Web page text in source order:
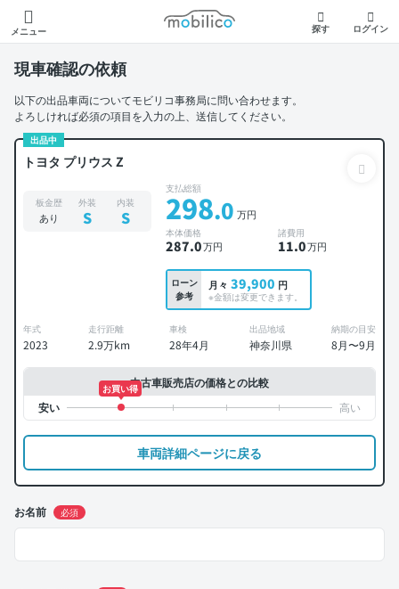
メニュー
モビリコ
探す ログイン
現車確認の依頼
以下の出品車両についてモビリコ事務局に問い合わせます。
よろしければ必須の項目を入力の上、送信してください。
出品中
トヨタ プリウス Z
板金歴
あり
外装
S
内装
S
支払総額
298.0 万円
本体価格
287.0万円
諸費用
11.0万円
ローン
参考
月々 39,900 円
※金額は変更できます。
年式
2023
走行距離
2.9万km
車検
28年4月
出品地域
神奈川県
納期の目安
8月〜9月
中古車販売店の価格との比較
お買い得
車両詳細ページに戻る
お名前 必須